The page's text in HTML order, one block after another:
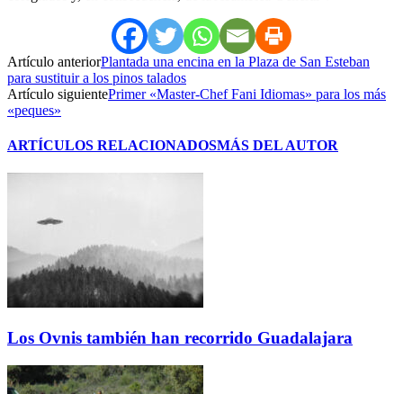
Artículo anteriorPlantada una encina en la Plaza de San Esteban
para sustituir a los pinos talados
Artículo siguientePrimer «Master-Chef Fani Idiomas» para los más
«peques»
ARTÍCULOS RELACIONADOSMÁS DEL AUTOR
Los Ovnis también han recorrido Guadalajara